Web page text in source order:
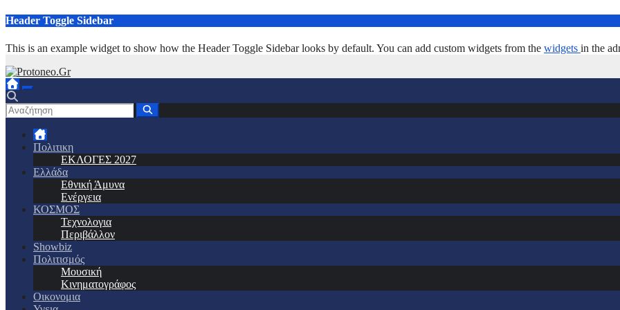
Μετάβαση
περιεχόμενο
Header Toggle Sidebar
This is an example widget to show how the Header Toggle Sidebar looks by default. You can add custom widgets from the widgets in the
Πολιτικη
ΕΚΛΟΓΕΣ 2027
Ελλάδα
Εθνική Άμυνα
Ενέργεια
ΚΟΣΜΟΣ
Τεχνολογια
Περιβάλλον
Showbiz
Πολιτισμός
Μουσική
Κινηματογράφος
Οικονομια